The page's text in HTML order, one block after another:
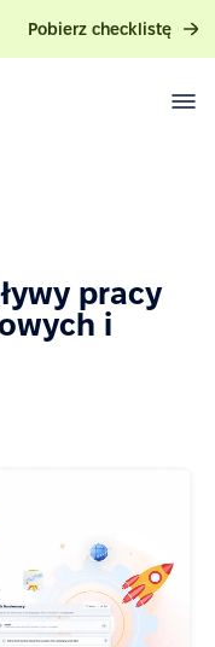
Pobierz checklistę
pracy
i